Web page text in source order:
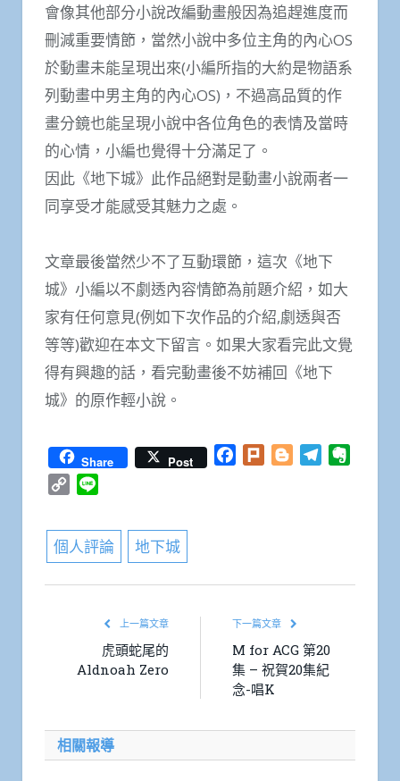
會像其他部分小說改編動畫般因為追趕進度而
刪減重要情節，當然小說中多位主角的內心OS
於動畫未能呈現出來(小編所指的大約是物語系
列動畫中男主角的內心OS)，不過高品質的作
畫分鏡也能呈現小說中各位角色的表情及當時
的心情，小編也覺得十分滿足了。
因此《地下城》此作品絕對是動畫小說兩者一
同享受才能感受其魅力之處。
文章最後當然少不了互動環節，這次《地下
城》小編以不劇透內容情節為前題介紹，如大
家有任何意見(例如下次作品的介紹,劇透與否
等等)歡迎在本文下留言。如果大家看完此文覺
得有興趣的話，看完動畫後不妨補回《地下
城》的原作輕小說。
Share Post Facebook
Plurk BloggerTelegram
Copy
個人評論 地下城
上一篇文章
虎頭蛇尾的
Aldnoah Zero
下一篇文章
M for ACG 第20
集 – 祝賀20集紀
念-唱K
相關報導